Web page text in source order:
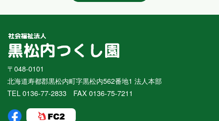
〒048-0101
北海道寿都郡黒松内町字黒松内562番地1 法人本部
TEL 0136-77-2833 FAX 0136-75-7211